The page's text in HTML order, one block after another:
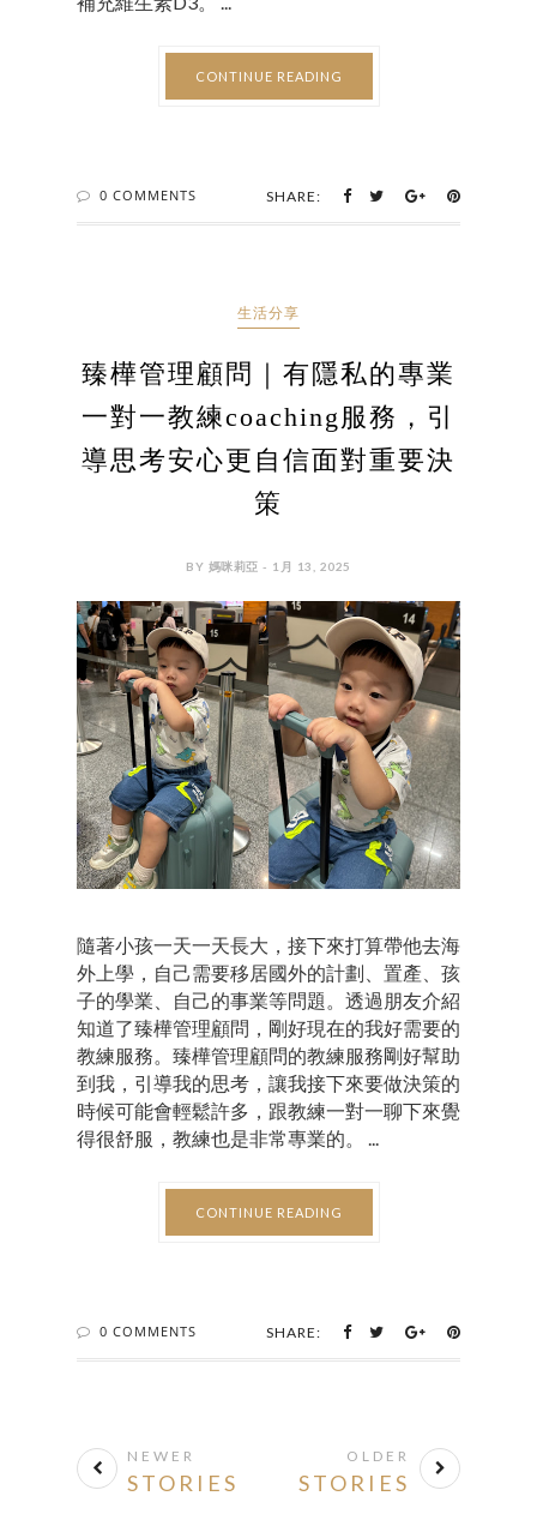
CONTINUE READING
0 COMMENTS SHARE:
生活分享
臻樺管理顧問｜有隱私的專業
一對一教練coaching服務，引
導思考安心更自信面對重要決
策
BY 媽咪莉亞 - 1月 13, 2025
隨著小孩一天一天長大，接下來打算帶他去海
外上學，自己需要移居國外的計劃、置產、孩
子的學業、自己的事業等問題。透過朋友介紹
知道了臻樺管理顧問，剛好現在的我好需要的
教練服務。臻樺管理顧問的教練服務剛好幫助
到我，引導我的思考，讓我接下來要做決策的
時候可能會輕鬆許多，跟教練一對一聊下來覺
得很舒服，教練也是非常專業的。 ...
CONTINUE READING
0 COMMENTS SHARE:
NEWER
STORIES
OLDER
STORIES